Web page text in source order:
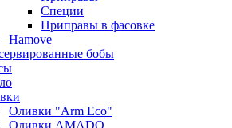
Специи
Приправы в фасовке
Hamove
бобы
Оливки "Arm Eco"
Оливки AMADO